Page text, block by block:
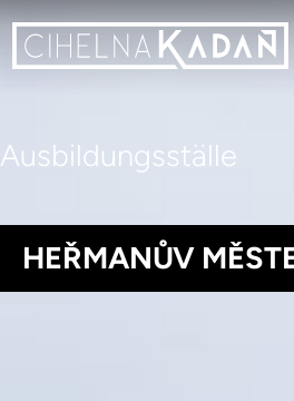
Ausbildungsställe
HEŘMANŮV